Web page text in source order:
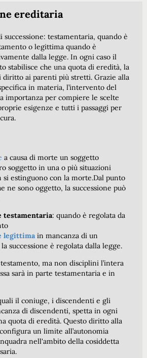
ereditaria
successione: testamentaria, quando è
o legittima quando è
dalla legge. In ogni caso il
stabilisce che una quota di eredità, la
diritto ai parenti più stretti. Grazie alla
in materia, l’intervento del
importanza per compiere le scelte
esigenze e tutti i passaggi per
a causa di morte un soggetto
soggetto in una o più situazioni
estinguono con la morte.Dal punto
ne sono oggetto, la successione può
testamentaria: quando è regolata da
legittima in mancanza di un
successione è regolata dalla legge.
ma non disciplini l’intera
sarà in parte testamentaria e in
il coniuge, i discendenti e gli
di discendenti, spetta in ogni
quota di eredità. Questo diritto alla
un limite all’autonomia
nell'ambito della cosiddetta